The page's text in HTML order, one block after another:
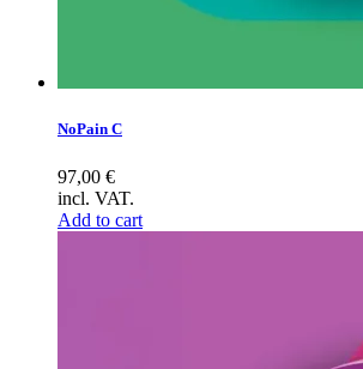
NoPain C
97,00 €
incl. VAT.
Add to cart